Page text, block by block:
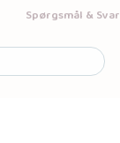
Spørgsmål & Svar